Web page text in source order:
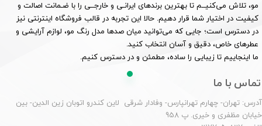
مو، تلاش می‌کنیــم تا بهترین برندهای ایرانـی و خارجــی را با ضـمانت اصالت و
کیفیت در اختیار شما قرار دهیم. حالا این تجربه در قالب فروشگاه اینترنتی نیز
در دسترس است؛ جایی که می‌توانید میان صدها مدل رنگ مو، لوازم آرایشی و
عطرهای خاص، دقیق و آسان انتخاب کنید.
ما اینجاییم تا زیبایی را ساده، مطمئن و در دسترس کنیم.
تماس با ما
آدرس: تهران- چهارم تهرانپارس- وفادار شرقی لاین کندرو اتوبان زین الدین- بین
خیابان مظفری و خیری. پ 958